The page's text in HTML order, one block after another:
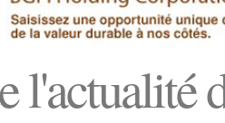
l'actualité